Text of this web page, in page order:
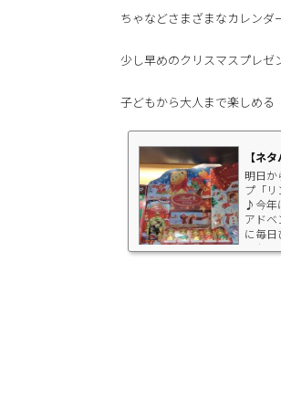
ちゃなどさまざまなカレンダ
少し早めのクリスマスプレゼ
子どもから大人まで楽しめる
【ネ
明日
プ「
♪今年
アドベ
に毎日
日から